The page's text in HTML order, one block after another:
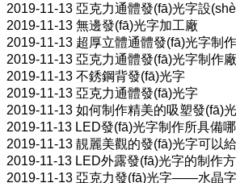
2019-11-13 亞克力通體發(fā)光字設
2019-11-13 無邊發(fā)光字加工廠
2019-11-13 超厚立體通體發(fā)光字制
2019-11-13 亞克力通體發(fā)光字制作
2019-11-13 不銹鋼背發(fā)光字
2019-11-13 亞克力通體發(fā)光字
2019-11-13 如何制作精美的吸塑發(fā)
2019-11-13 LED發(fā)光字制作所具備
2019-11-13 靚麗美觀的發(fā)光字可以
2019-11-13 LED外露發(fā)光字的制作
2019-11-13 亞克力發(fā)光字——水晶字